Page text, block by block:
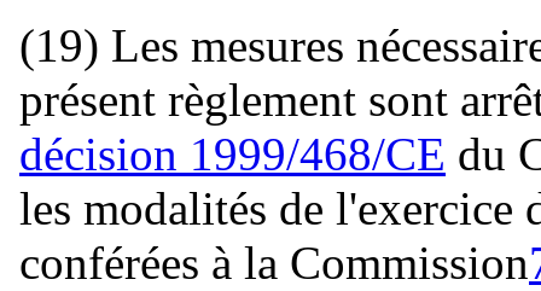
(19) Les mesures
présent règlement sont
décision 1999/468/CE du
les modalités de l'exercice
conférées à la Commission